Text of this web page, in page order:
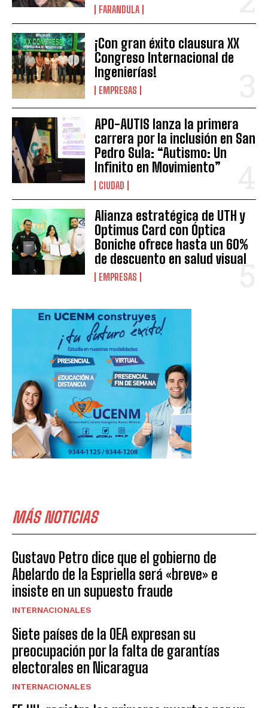
FARANDULA
¡Con gran éxito clausura XX
Congreso Internacional de
Ingenierías!
EMPRESAS
APO-AUTIS lanza la primera
carrera por la inclusión en San
Pedro Sula: “Autismo: Un
Infinito en Movimiento”
CIUDAD
Alianza estratégica de UTH y
Optimus Card con Óptica
Boniche ofrece hasta un 60%
de descuento en salud visual
EMPRESAS
MÁS NOTICIAS
Gustavo Petro dice que el gobierno de
Abelardo de la Espriella será «breve» e
insiste en un supuesto fraude
INTERNACIONALES
Siete países de la OEA expresan su
preocupación por la falta de garantías
electorales en Nicaragua
INTERNACIONALES